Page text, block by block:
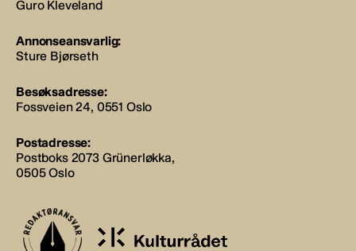
Guro Kleveland
Annonseansvarlig:
Sture Bjørseth
Besøksadresse:
Fossveien 24, 0551 Oslo
Postadresse:
Postboks 2073 Grünerløkka,
0505 Oslo